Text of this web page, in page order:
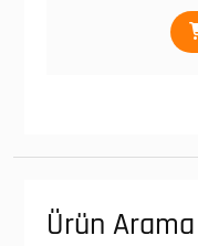
Ürün Arama